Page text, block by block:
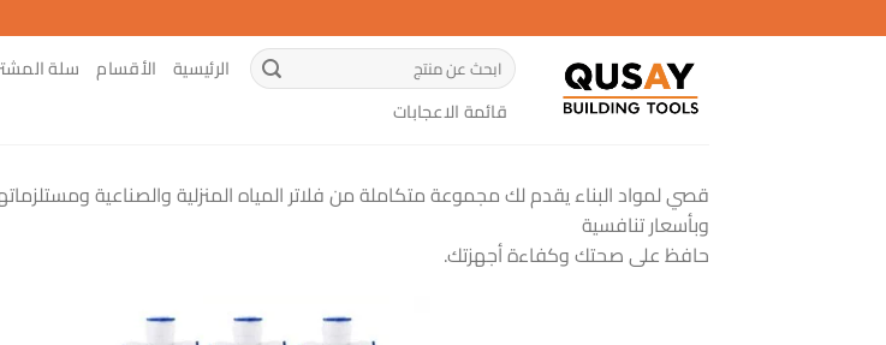
للمحتوى
البحث
عن:
الرئيسية الأقسام سلة
قائمة الاعجابات
قصي لمواد البناء يقدم لك مجموعة متكاملة من فلاتر المياه المنزلية والصناعية
وبأسعار تنافسية
حافظ على صحتك وكفاءة أجهزتك.